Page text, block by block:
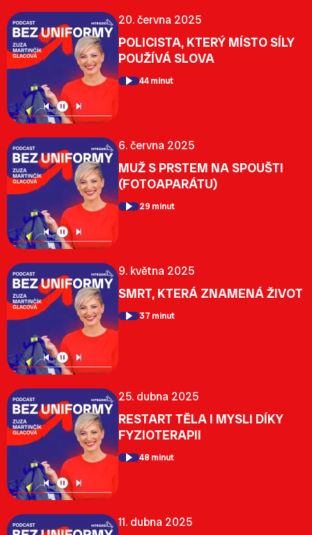
20. června 2025
POLICISTA, KTERÝ MÍSTO SÍLY
POUŽÍVÁ SLOVA
44 minut
6. června 2025
MUŽ S PRSTEM NA SPOUŠTI
(FOTOAPARÁTU)
29 minut
9. května 2025
SMRT, KTERÁ ZNAMENÁ ŽIVOT
37 minut
25. dubna 2025
RESTART TĚLA I MYSLI DÍKY
FYZIOTERAPII
48 minut
11. dubna 2025